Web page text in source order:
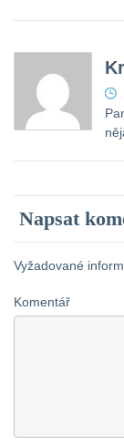
Napsat
Vyžadované
Komentář